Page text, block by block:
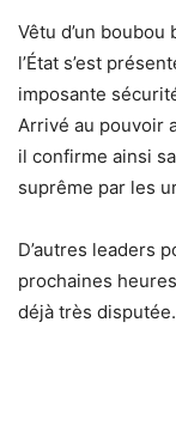
Vêtu d’un
l’État s’est
imposante
Arrivé au pouvoir
il confirme ainsi
suprême par les
D’autres leaders
prochaines
déjà très disputée.